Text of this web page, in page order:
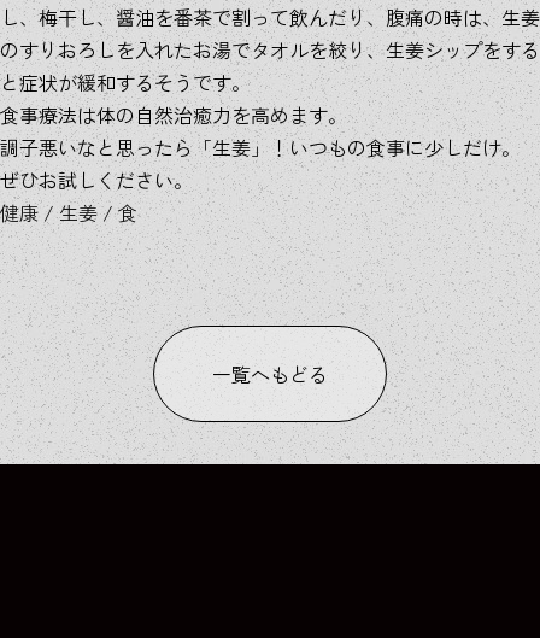
し、梅干し、醤油を番茶で割って飲んだり、腹痛の時は、生姜
のすりおろしを入れたお湯でタオルを絞り、生姜シップをする
と症状が緩和するそうです。
食事療法は体の自然治癒力を高めます。
調子悪いなと思ったら「生姜」！いつもの食事に少しだけ。
ぜひお試しください。
健康/生姜/食
一覧へもどる